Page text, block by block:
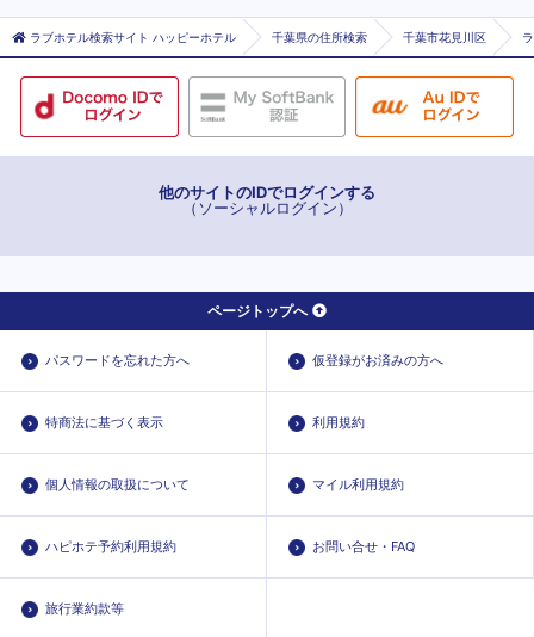
ラブホテル検索サイト ハッピーホテル 千葉県の住所検索 千葉市花見川区
他のサイトのIDでログインする
（ソーシャルログイン）
ページトップへ
パスワードを忘れた方へ 仮登録がお済みの方へ
特商法に基づく表示 利用規約
個人情報の取扱について マイル利用規約
ハピホテ予約利用規約 お問い合せ・FAQ
旅行業約款等